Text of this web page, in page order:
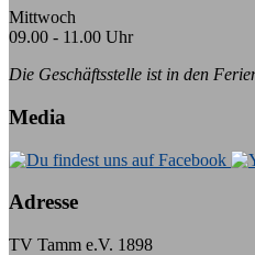
Mittwoch
09.00 - 11.00 Uhr
Die Geschäftsstelle ist in den
Media
Adresse
TV Tamm e.V. 1898